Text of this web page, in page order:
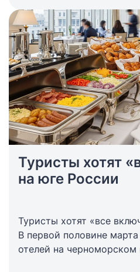
Туристы хотят
на юге России
Туристы хотят «все
В первой половине
отелей на